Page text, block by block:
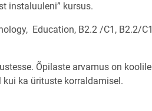
instaluuleni” kursus.
Education, B2.2 /C1, B2.2/C1
Õpilaste arvamus on koolile
ka ürituste korraldamisel.